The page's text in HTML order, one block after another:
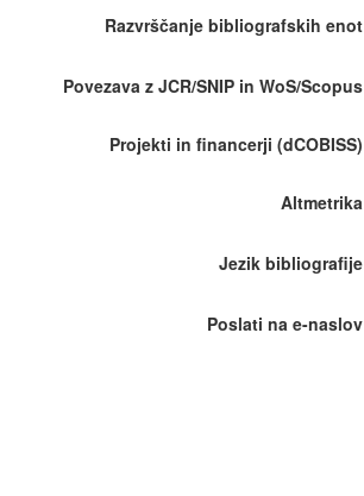
Razvrščanje bibliografskih enot
Povezava z JCR/SNIP in WoS/Scopus
Projekti in financerji (dCOBISS)
Altmetrika
Jezik bibliografije
Poslati na e-naslov